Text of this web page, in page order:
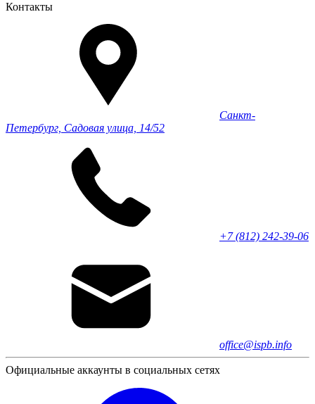
Контакты
Санкт-
Петербург, Садовая улица, 14/52
+7 (812) 242-39-06
office@ispb.info
Официальные аккаунты в социальных сетях